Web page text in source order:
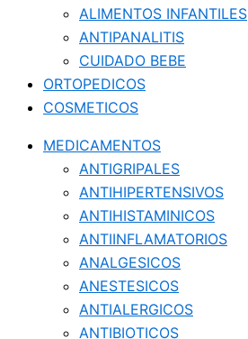
ALIMENTOS INFANTILES
ANTIPANALITIS
CUIDADO BEBE
ORTOPEDICOS
COSMETICOS
MEDICAMENTOS
ANTIGRIPALES
ANTIHIPERTENSIVOS
ANTIHISTAMINICOS
ANTIINFLAMATORIOS
ANALGESICOS
ANESTESICOS
ANTIALERGICOS
ANTIBIOTICOS